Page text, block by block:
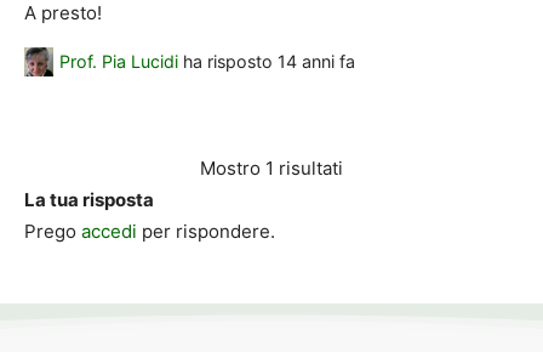
A presto!
Prof. Pia Lucidi ha risposto 14 anni fa
Mostro 1 risultati
La tua risposta
Prego accedi per rispondere.